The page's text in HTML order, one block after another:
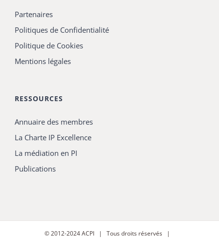
Partenaires
Politiques de Confidentialité
Politique de Cookies
Mentions légales
RESSOURCES
Annuaire des membres
La Charte IP Excellence
La médiation en PI
Publications
© 2012-2024ACPI | Tous droits réservés |